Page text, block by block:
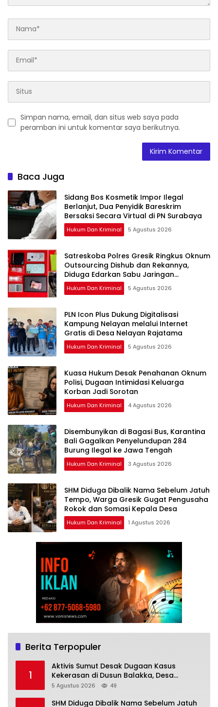
Simpan nama, email, dan situs web saya pada
peramban ini untuk komentar saya berikutnya.
Baca Juga
Sidang Bos Kosmetik Impor Ilegal
Berlanjut, Dua Penyidik Bareskrim
Bersaksi Secara Virtual di PN Surabaya
Hukum Dan Kriminal 5 Agustus 2026
Satreskoba Polres Gresik Ringkus Oknum
Outsourcing Dishub dan Rekannya,
Diduga Edarkan Sabu Jaringan
Bangkalan
Hukum Dan Kriminal 5 Agustus 2026
PLN Icon Plus Dukung Digitalisasi
Kampung Nelayan melalui Internet
Gratis di Desa Nelayan Rajatama
Hukum Dan Kriminal 5 Agustus 2026
Kuasa Hukum Desak Penahanan Oknum
Polisi, Dugaan Intimidasi Keluarga
Korban Jadi Sorotan
Hukum Dan Kriminal 4 Agustus 2026
Disembunyikan di Bagasi Bus, Karantina
Bali Gagalkan Penyelundupan 284
Burung Ilegal ke Jawa Tengah
Hukum Dan Kriminal 3 Agustus 2026
SHM Diduga Dibalik Nama Sebelum Jatuh
Tempo, Warga Gresik Gugat Pengusaha
Rokok dan Somasi Kepala Desa
Hukum Dan Kriminal 1 Agustus 2026
Berita Terpopuler
1
Aktivis Sumut Desak Dugaan Kasus
Kekerasan di Dusun Balakka, Desa
Gunung Malintang Diusut Tuntas
5 Agustus 2026 49
SHM Diduga Dibalik Nama Sebelum Jatuh